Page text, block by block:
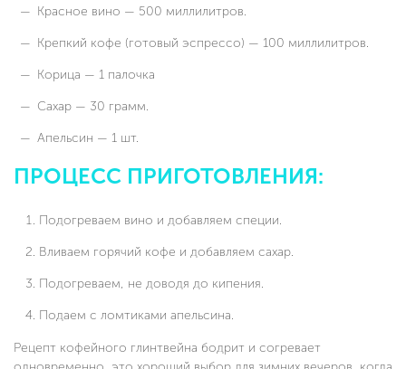
Красное вино — 500 миллилитров.
Крепкий кофе (готовый эспрессо) — 100 миллилитров.
Корица — 1 палочка
Сахар — 30 грамм.
Апельсин — 1 шт.
ПРОЦЕСС ПРИГОТОВЛЕНИЯ:
Подогреваем вино и добавляем специи.
Вливаем горячий кофе и добавляем сахар.
Подогреваем, не доводя до кипения.
Подаем с ломтиками апельсина.
Рецепт кофейного глинтвейна бодрит и согревает